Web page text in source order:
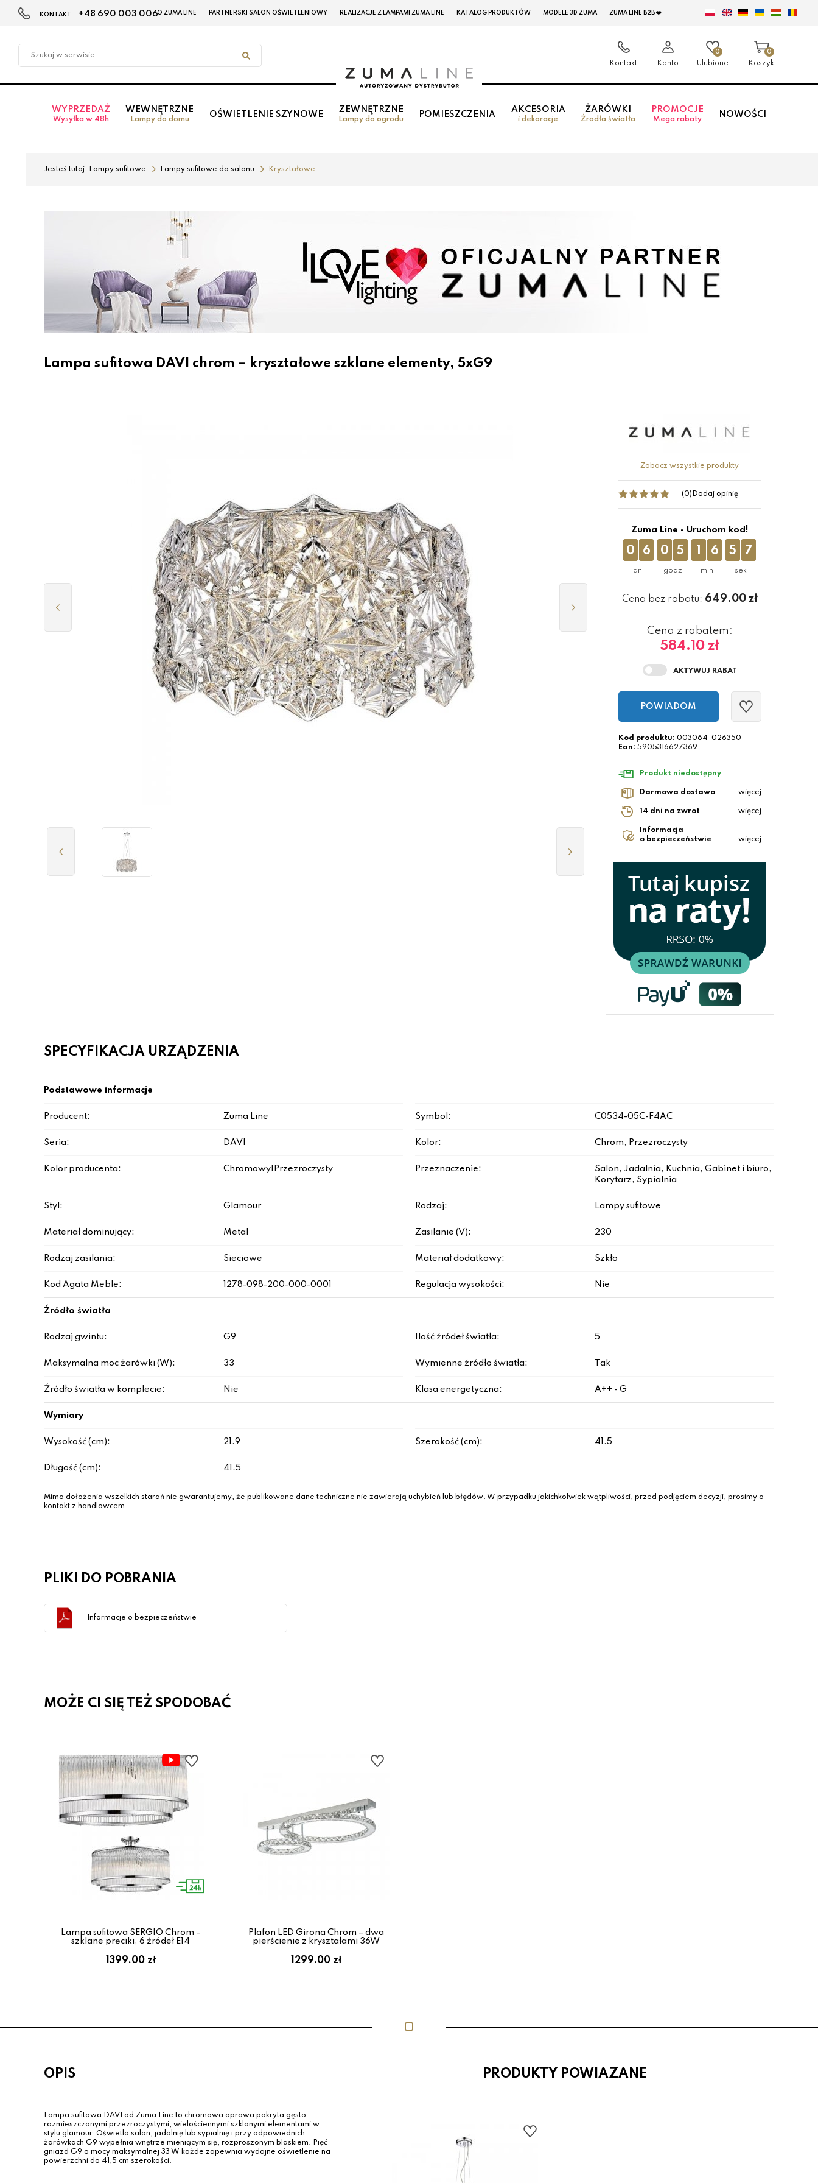
w
KONTAKT +48 690 003 006O ZUMA LINE PARTNERSKI SALON OŚWIETLENIOWY REALIZACJE Z LAMPAMI ZUMA LINE KATALOG PRODUKTÓW MODELE 3D ZUMA ZUMA LINE B2B ❤️
Kontakt Konto
0
Ulubione
0
Koszyk
WYPRZEDAŻ
Wysyłka w 48h
WEWNĘTRZNE
Lampy do domu
OŚWIETLENIE SZYNOWE
ZEWNĘTRZNE
Lampy do ogrodu
POMIESZCZENIA
AKCESORIA
i dekoracje
ŻARÓWKI
Źrodła światła
PROMOCJE
Mega rabaty
NOWOŚCI
Jesteś tutaj: Lampy sufitowe Lampy sufitowe do salonu Kryształowe
Lampa sufitowa DAVI chrom – kryształowe szklane elementy, 5xG9
Zobacz wszystkie produkty
(0) Dodaj opinię
Zuma Line - Uruchom kod!
0 6 0 5 1 6 5 6
Cena bez rabatu: 649.00 zł
Cena z rabatem:
584.10 zł
POWIADOM
Kod produktu: 003064-026350
Ean: 5905316627369
Produkt niedostępny
Darmowa dostawa więcej
14 dni na zwrot więcej
Informacja
o bezpieczeństwie
więcej
SPECYFIKACJA URZĄDZENIA
Podstawowe informacje
Producent: Zuma Line Symbol: C0534-05C-F4AC
Seria: DAVI Kolor: Chrom, Przezroczysty
Kolor producenta: Chromowy|Przezroczysty Przeznaczenie:
Salon, Jadalnia, Kuchnia, Gabinet i biuro,
Korytarz, Sypialnia
Styl: Glamour Rodzaj: Lampy sufitowe
Materiał dominujący: Metal Zasilanie (V): 230
Rodzaj zasilania: Sieciowe Materiał dodatkowy: Szkło
Kod Agata Meble: 1278-098-200-000-0001 Regulacja wysokości: Nie
Źródło światła
Rodzaj gwintu: G9 Ilość źródeł światła: 5
Maksymalna moc żarówki (W): 33 Wymienne źródło światła: Tak
Źródło światła w komplecie: Nie Klasa energetyczna: A++ - G
Wymiary
Wysokość (cm): 21.9 Szerokość (cm): 41.5
Długość (cm): 41.5
Mimo dołożenia wszelkich starań nie gwarantujemy, że publikowane dane techniczne nie zawierają uchybień lub błędów. W przypadku jakichkolwiek wątpliwości, przed podjęciem decyzji, prosimy o
kontakt z handlowcem.
PLIKI DO POBRANIA
Informacje o bezpieczeństwie
MOŻE CI SIĘ TEŻ SPODOBAĆ
Lampa sufitowa SERGIO Chrom –
szklane pręciki, 6 źródeł E14
1399.00 zł
Plafon LED Girona Chrom – dwa
pierścienie z kryształami 36W
1299.00 zł
OPIS
Lampa sufitowa DAVI od Zuma Line to chromowa oprawa pokryta gęsto
rozmieszczonymi przezroczystymi, wielościennymi szklanymi elementami w
stylu glamour. Oświetla salon, jadalnię lub sypialnię i przy odpowiednich
żarówkach G9 wypełnia wnętrze mieniącym się, rozproszonym blaskiem. Pięć
gniazd G9 o mocy maksymalnej 33 W każde zapewnia wydajne oświetlenie na
powierzchni do 41,5 cm szerokości.
PRODUKTY POWIAZANE